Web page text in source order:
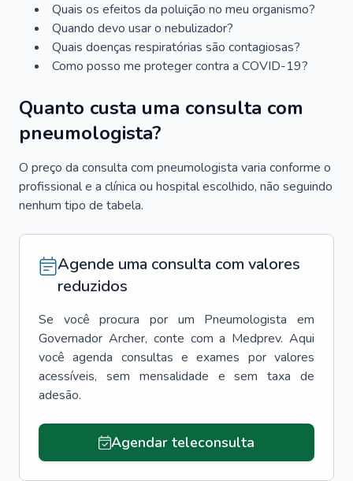
Quais os efeitos da poluição no meu organismo?
Quando devo usar o nebulizador?
Quais doenças respiratórias são contagiosas?
Como posso me proteger contra a COVID-19?
Quanto custa uma consulta com
pneumologista?
O preço da consulta com pneumologista varia conforme o
profissional e a clínica ou hospital escolhido, não seguindo
nenhum tipo de tabela.
Agende uma consulta com valores
reduzidos
Se você procura por um Pneumologista
em
Governador Archer, conte com a Medprev. Aqui
você agenda consultas e exames por valores
acessíveis, sem mensalidade e sem taxa de
adesão.
Agendar teleconsulta